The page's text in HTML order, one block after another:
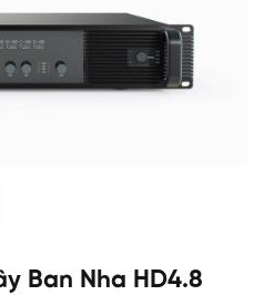
Ban Nha HD4.8